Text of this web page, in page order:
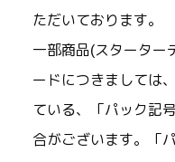
ただいております。
一部商品(スターター
ードにつきましては
ている、「パック記
合がございます。「